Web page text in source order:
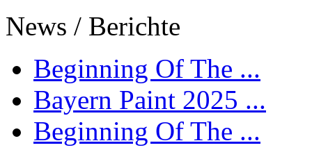
News / Berichte
Beginning Of The ...
Bayern Paint 2025 ...
Beginning Of The ...